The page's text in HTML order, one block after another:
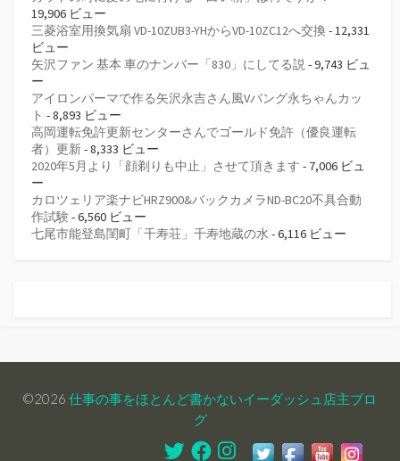
19,906 ビュー
三菱浴室用換気扇 VD-10ZUB3-YHからVD-10ZC12へ交換 - 12,331
ビュー
矢沢ファン 基本 車のナンバー「830」にしてる説 - 9,743 ビュ
ー
アイロンパーマで作る矢沢永吉さん風Vバング永ちゃんカッ
ト - 8,893 ビュー
高岡運転免許更新センターさんでゴールド免許（優良運転
者）更新- 8,333 ビュー
2020年5月より「顔剃りも中止」させて頂きます - 7,006 ビュ
ー
カロツェリア楽ナビHRZ900&バックカメラND-BC20不具合動
作試験 - 6,560 ビュー
七尾市能登島閨町「千寿荘」千寿地蔵の水 - 6,116 ビュー
©2026 仕事の事をほとんど書かないイーダッシュ店主ブロ
グ
TwitterFacebook
Instagram